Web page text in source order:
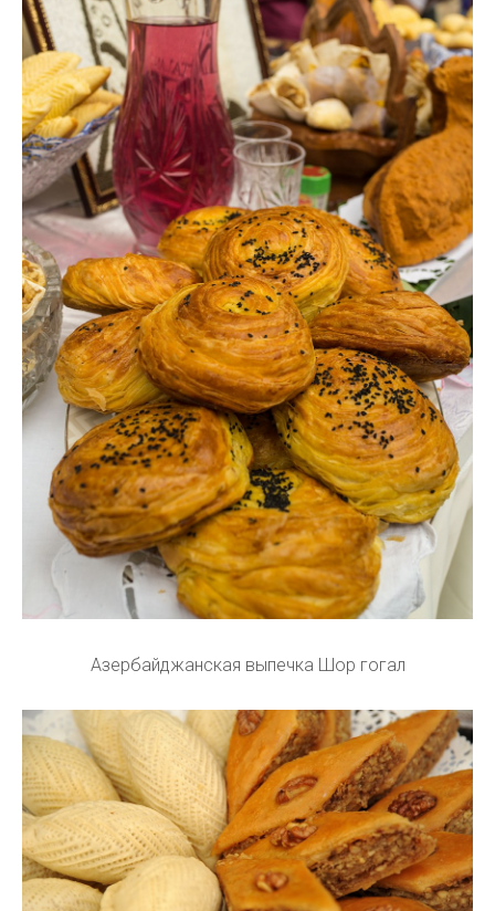
Азербайджанская выпечка Шор гогал